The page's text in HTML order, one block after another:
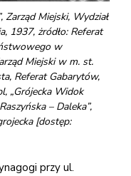
Miejski, Wydział
1937, żródło: Referat
w
Miejski w m. st.
Referat Gabarytów,
„Grójecka Widok
– Daleka”,
[dostęp:
przy ul.